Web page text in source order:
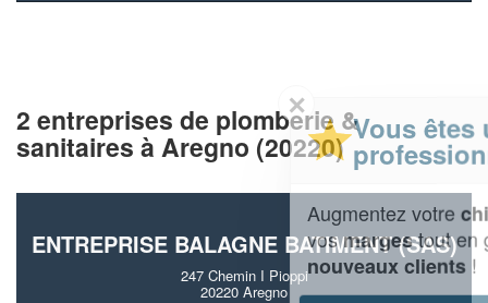
2 entreprises de plomberie &
sanitaires à Aregno (20220)
ENTREPRISE BALAGNE BATIMENT (SAS)
247 Chemin I Pioppi
20220 Aregno
✕
Vous êtes un
professionnel ?
chiffre d'affaireset
vos margestout en gagnant de
nouveaux clients
!